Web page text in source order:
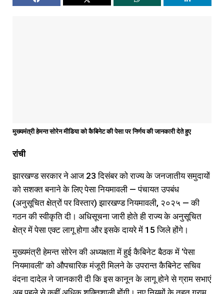
मुख्यमंत्री हेमन्त सोरेन मीडिया को कैबिनेट की पेसा पर निर्णय की जानकारी देते हुए
रांची
झारखण्ड सरकार ने आज 23 दिसंबर को राज्य के जनजातीय समुदायों
को सशक्त बनाने के लिए पेसा नियमावली — पंचायत उपबंध
(अनुसूचित क्षेत्रों पर विस्तार) झारखण्ड नियमावली, २०२५ — की
गठन की स्वीकृति दी। अधिसूचना जारी होते ही राज्य के अनुसूचित
क्षेत्र में पेसा एक्ट लागू होगा और इसके दायरे में 15 जिले होंगे।
मुख्यमंत्री हेमन्त सोरेन की अध्यक्षता में हुई कैबिनेट बैठक में ‘पेसा
नियमावली’ को औपचारिक मंजूरी मिलने के उपरान्त कैबिनेट सचिव
वंदना दादेल ने जानकारी दी कि इस कानून के लागू होने से ग्राम सभाएं